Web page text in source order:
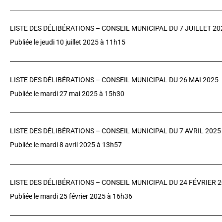
LISTE DES DÉLIBÉRATIONS – CONSEIL MUNICIPAL DU 7 JUILLET
Publiée le jeudi 10 juillet 2025 à 11h15
LISTE DES DÉLIBÉRATIONS – CONSEIL MUNICIPAL DU 26 MAI 2025
Publiée le mardi 27 mai 2025 à 15h30
LISTE DES DÉLIBÉRATIONS – CONSEIL MUNICIPAL DU 7 AVRIL 2025
Publiée le mardi 8 avril 2025 à 13h57
LISTE DES DÉLIBÉRATIONS – CONSEIL MUNICIPAL DU 24 FÉVRIER
Publiée le mardi 25 février 2025 à 16h36